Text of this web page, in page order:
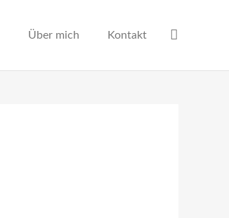
Über mich Kontakt